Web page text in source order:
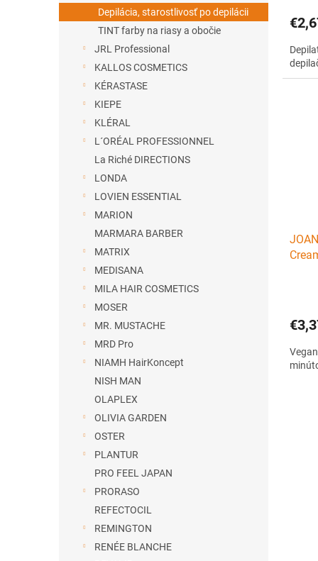
Depilácia, starostlivosť po depilácii
TINT farby na riasy a obočie
JRL Professional
KALLOS COSMETICS
KÉRASTASE
KIEPE
KLÉRAL
L´ORÉAL PROFESSIONNEL
La Riché DIRECTIONS
LONDA
LOVIEN ESSENTIAL
MARION
MARMARA BARBER
MATRIX
MEDISANA
MILA HAIR COSMETICS
MOSER
MR. MUSTACHE
MRD Pro
NIAMH HairKoncept
NISH MAN
OLAPLEX
OLIVIA GARDEN
OSTER
PLANTUR
PRO FEEL JAPAN
PRORASO
REFECTOCIL
REMINGTON
RENÉE BLANCHE